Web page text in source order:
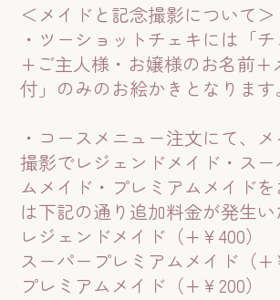
＜メイドと記念撮影について＞
・ツーショットチェキには「
+ご主人様・お嬢様のお名前+
付」のみのお絵かきとなります
・コースメニュー注文にて、
撮影でレジェンドメイド・ス
ムメイド・プレミアムメイド
は下記の通り追加料金が発生い
レジェンドメイド（+￥400）
スーパープレミアムメイド（+
プレミアムメイド（+￥200）